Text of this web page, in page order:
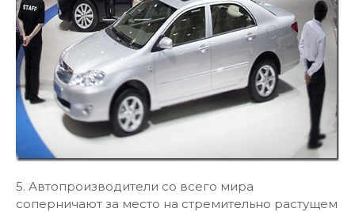
5. Автопроизводители со всего мира
соперничают за место на стремительно растущем